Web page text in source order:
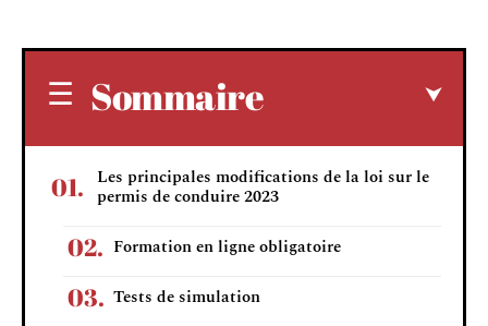
Sommaire
Les principales modifications de la loi sur le
permis de conduire 2023
Formation en ligne obligatoire
Tests de simulation